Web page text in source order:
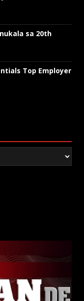
sa 20th
Top Employer